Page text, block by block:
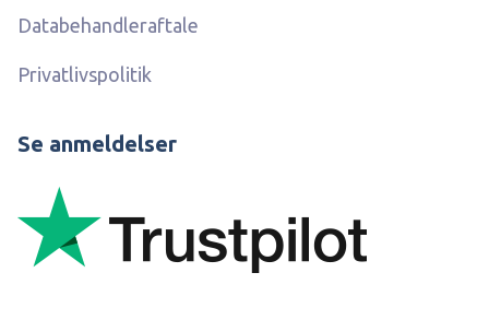
Databehandleraftale
Privatlivspolitik
Se anmeldelser